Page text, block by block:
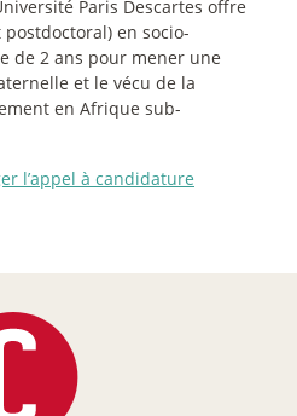
Paris Descartes offre
en socio-
de 2 ans pour mener une
et le vécu de la
en Afrique sub-
l’appel à candidature